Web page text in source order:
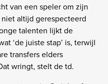
van een speler om zijn
altijd gerespecteerd
talenten lijkt de
‘de juiste stap’ is, terwijl
transfers elders
wringt, stelt de td.